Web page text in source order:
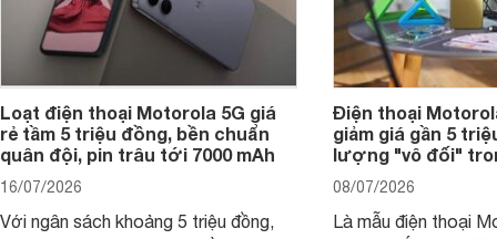
Loạt điện thoại Motorola 5G giá
rẻ tầm 5 triệu đồng, bền chuẩn
quân đội, pin trâu tới 7000 mAh
16/07/2026
Với ngân sách khoảng 5 triệu đồng,
Điện thoại
giảm giá gần 5
lượng "vô đối"
08/07/2026
Là mẫu điện thoại